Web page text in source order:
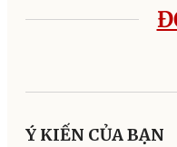
Ý KIẾN CỦA BẠN